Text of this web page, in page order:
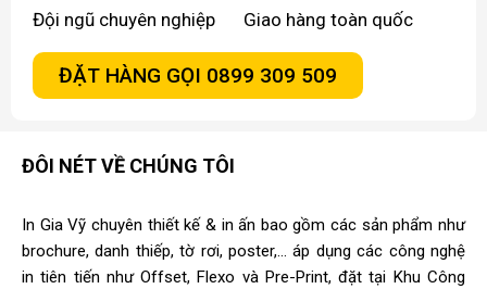
Đội ngũ chuyên nghiệp Giao hàng toàn quốc
ĐẶT HÀNG GỌI 0899 309 509
ĐÔI NÉT VỀ CHÚNG TÔI
In Gia Vỹ chuyên thiết kế & in ấn bao gồm các sản phẩm như
brochure, danh thiếp, tờ rơi, poster,... áp dụng các công nghệ
in tiên tiến như Offset, Flexo và Pre-Print, đặt tại Khu Công